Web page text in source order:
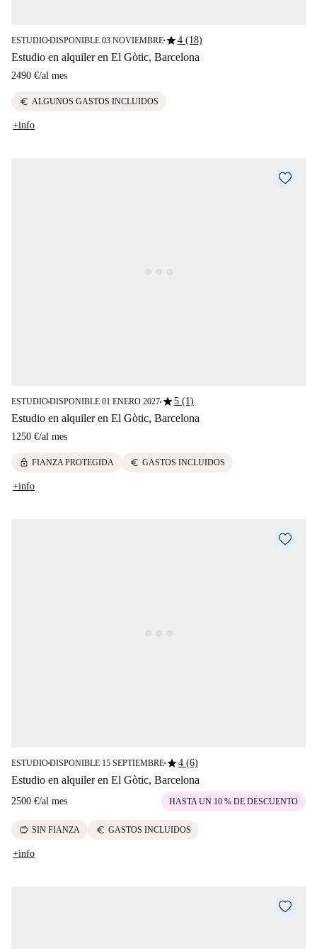
ESTUDIO■DISPONIBLE 03 NOVIEMBRE■star4 (18)
Estudio en alquiler en El Gòtic, Barcelona
2490 €/al mes
euro ALGUNOS GASTOS INCLUIDOS
+info
ESTUDIO■DISPONIBLE 01 ENERO 2027■star5 (1)
Estudio en alquiler en El Gòtic, Barcelona
1250 €/al mes
lock FIANZA PROTEGIDA euro GASTOS INCLUIDOS
+info
ESTUDIO■DISPONIBLE 15 SEPTIEMBRE■star4 (6)
Estudio en alquiler en El Gòtic, Barcelona
2500 €/al mes HASTA UN 10 % DE DESCUENTO
savings SIN FIANZA euro GASTOS INCLUIDOS
+info